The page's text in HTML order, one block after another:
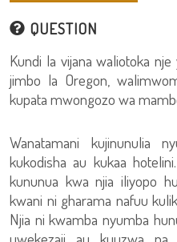
QUESTION
Kundi la vijana waliotoka
jimbo la Oregon,
kupata mwongozo wa
Wanatamani kujinunulia
kukodisha au kukaa
kununua kwa njia iliyopo
kwani ni gharama nafuu
Njia ni kwamba nyumba